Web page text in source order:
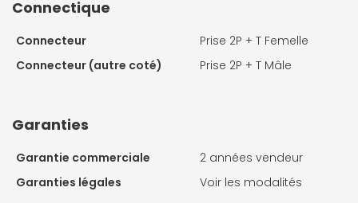
Connectique
Connecteur
Prise 2P + T Femelle
Connecteur (autre coté)
Prise 2P + T Mâle
Garanties
Garantie commerciale
2 années vendeur
Garanties légales
Voir les modalités